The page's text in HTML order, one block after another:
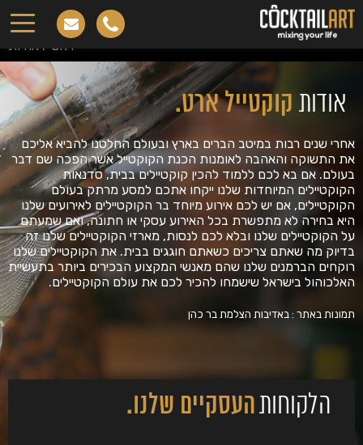
ראשי.אודות
אודות קוקטייל ארט.
אחרי שנים רבות במיטב הברים בארץ ובעולם החלטנו להביא אליכם
את התשוקה והאהבה לאומנות הכנת הקוקטייל אשר הפכה שם דבר
בעולם. אם בא לכם ללמוד להכין קוקטיילים בבית, סדנאות
הקוקטיילים המיוחדות שלנו ייקחו אתכם למסע מרתק בעולם
הקוקטיילים, אם יש לכם אירוע מיוחד בר הקוקטיילים לאירועים שלנו
היא בחירה לא מתפשרת בכל האירוע עסקי או חתונה, ואם שמעתם
על הקוקטיילים שלנו ובלא לכם לנסות, מארזי הקוקטיילים שלנו זה
בדיוק מה שאתם צריכים כשאתם חוגגים בבית. את הקוקטיילים שלנו
רוקחים הברמנים שלנו שהם מאנשי המקצוע הבכירים ביותר בתעשיית
האלכוהול בישראל שישמחו להכיר לכם את עולם הקוקטיילים.
תמונות באתר : באדיבות הצלמת בר כהן
הלקוחותהעסקיים שלנו.